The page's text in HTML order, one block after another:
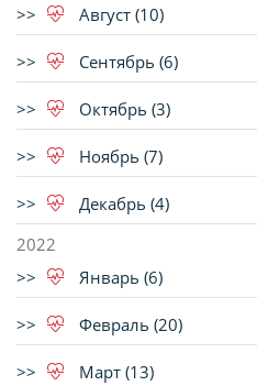
Август (10)
Сентябрь (6)
Октябрь (3)
Ноябрь (7)
Декабрь (4)
2022
Январь (6)
Февраль (20)
Март (13)